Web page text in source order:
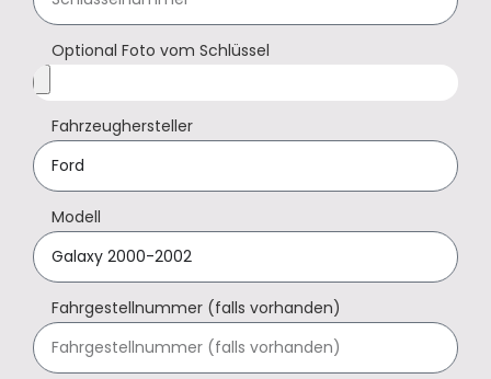
Optional Foto vom Schlüssel
Fahrzeughersteller
Modell
Fahrgestellnummer (falls vorhanden)